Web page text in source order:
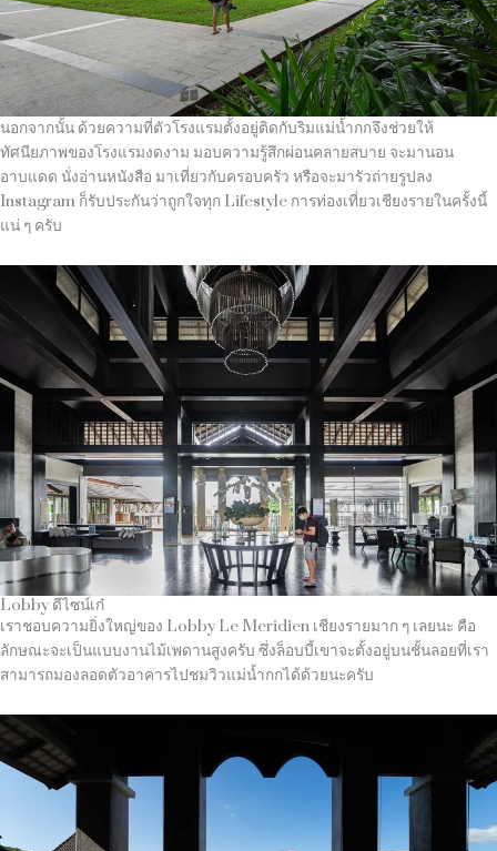
นอกจากนั้น ด้วยความที่ตัวโรงแรมตั้งอยู่ติดกับริมแม่น้ำกกจึงช่วยให้
ทัศนียภาพของโรงแรมงดงาม มอบความรู้สึกผ่อนคลายสบาย จะมานอน
อาบแดด นั่งอ่านหนังสือ มาเที่ยวกับครอบครัว หรือจะมารัวถ่ายรูปลง
Instagram ก็รับประกันว่าถูกใจทุก Lifestyle การท่องเที่ยวเชียงรายในครั้งนี้
แน่ ๆ ครับ
Lobby ดีไซน์เก๋
เราชอบความยิ่งใหญ่ของ Lobby Le Meridien เชียงรายมาก ๆ เลยนะ คือ
ลักษณะจะเป็นแบบงานไม้เพดานสูงครับ ซึ่งล็อบบี้เขาจะตั้งอยู่บนชั้นลอยที่เรา
สามารถมองลอดตัวอาคารไปชมวิวแม่น้ำกกได้ด้วยนะครับ